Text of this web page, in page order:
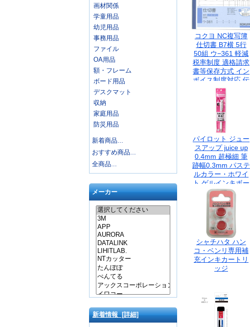
画材関係
学童用品
幼児用品
事務用品
ファイル
OA用品
額・フレーム
ボード用品
デスクマット
収納
家庭用品
防災用品
新着商品...
おすすめ商品...
全商品...
メーカー
新着情報 [詳細]
コクヨ NC複写簿
仕切書 B7横 5行
50組 ウ−361 軽減
税率制度 適格請求
書等保存方式 イン
ボイス制度対応 伝
票
パイロット ジュー
スアップ juice up
0.4mm 超極細 筆
跡幅0.3mm パステ
ルカラー・ホワイ
ト ゲルインキボー
ルペン PLJP-
20S4-W
シャチハタ ハン
コ・ベンリ専用補
充インキカートリ
ッジ